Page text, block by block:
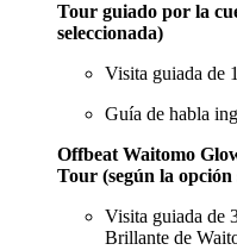
Tour guiado por la
seleccionada)
Visita guiada de
Guía de habla
Offbeat Waitomo
Tour (según la opción
Visita guiada de
Brillante de